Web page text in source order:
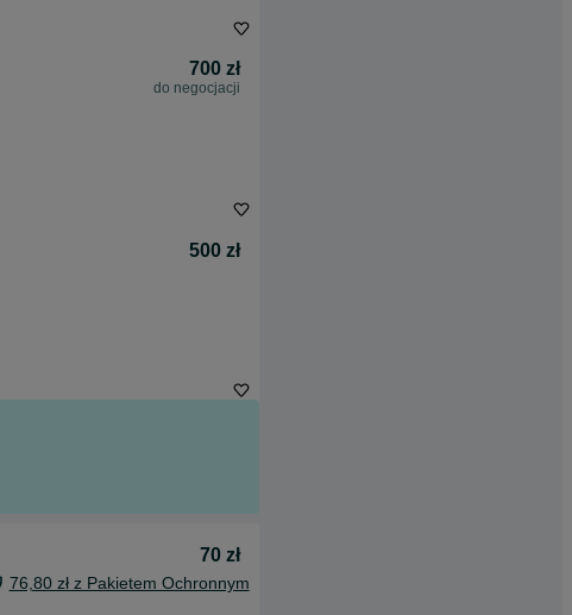
700 zł
do negocjacji
500 zł
70 zł
76,80 zł z Pakietem Ochronnym